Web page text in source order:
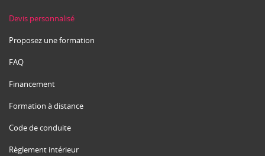
Devis personnalisé
Proposez une formation
FAQ
Financement
Formation à distance
Code de conduite
Règlement intérieur